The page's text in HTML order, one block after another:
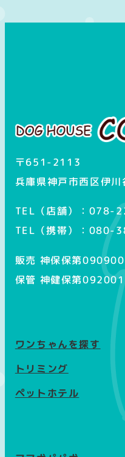
〒651-2113
兵庫県神戸市西区伊
TEL（店舗）：078-
TEL（携帯）：080-
販売 神保保第
保管 神健保第
ワンちゃんを探す
トリミング
ペットホテル